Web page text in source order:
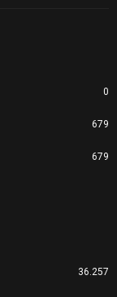
0
679
679
36.257